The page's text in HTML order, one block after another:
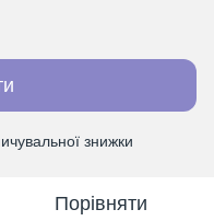
знижки
Порівняти